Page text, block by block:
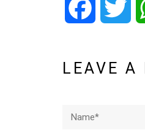
Facebook
LEAVE A